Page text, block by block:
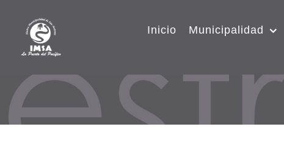
Inicio Municipalidad